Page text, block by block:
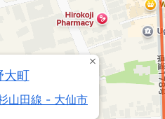
大町
山田線 - 大仙市